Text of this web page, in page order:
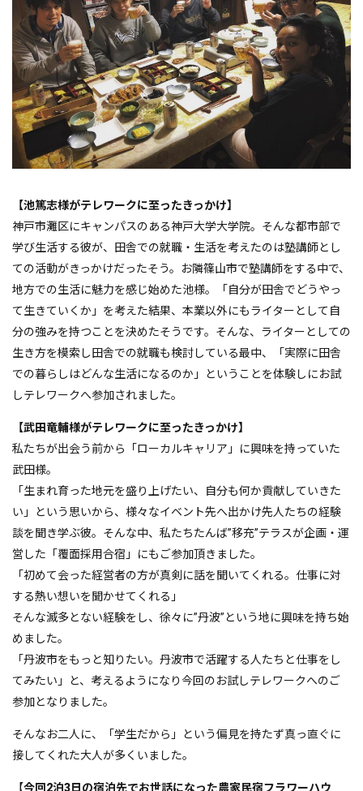
【池篤志様がテレワークに至ったきっかけ】
神戸市灘区にキャンパスのある神戸大学大学院。そんな都市部で
学び生活する彼が、田舎での就職・生活を考えたのは塾講師とし
ての活動がきっかけだったそう。お隣篠山市で塾講師をする中で、
地方での生活に魅力を感じ始めた池様。「自分が田舎でどうやっ
て生きていくか」を考えた結果、本業以外にもライターとして自
分の強みを持つことを決めたそうです。そんな、ライターとしての
生き方を模索し田舎での就職も検討している最中、「実際に田舎
での暮らしはどんな生活になるのか」ということを体験しにお試
しテレワークへ参加されました。
【武田竜輔様がテレワークに至ったきっかけ】
私たちが出会う前から「ローカルキャリア」に興味を持っていた
武田様。
「生まれ育った地元を盛り上げたい、自分も何か貢献していきた
い」という思いから、様々なイベント先へ出かけ先人たちの経験
談を聞き学ぶ彼。そんな中、私たちたんば”移充”テラスが企画・運
営した「覆面採用合宿」にもご参加頂きました。
「初めて会った経営者の方が真剣に話を聞いてくれる。仕事に対
する熱い想いを聞かせてくれる」
そんな滅多とない経験をし、徐々に”丹波”という地に興味を持ち始
めました。
「丹波市をもっと知りたい。丹波市で活躍する人たちと仕事をし
てみたい」と、考えるようになり今回のお試しテレワークへのご
参加となりました。
そんなお二人に、「学生だから」という偏見を持たず真っ直ぐに
接してくれた大人が多くいました。
【今回2泊3日の宿泊先でお世話になった農家民宿フラワーハウ